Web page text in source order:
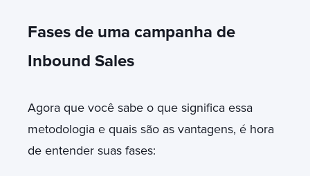
Fases de uma campanha de
Inbound Sales
Agora que você sabe o que significa essa
metodologia e quais são as vantagens, é hora
de entender suas fases: